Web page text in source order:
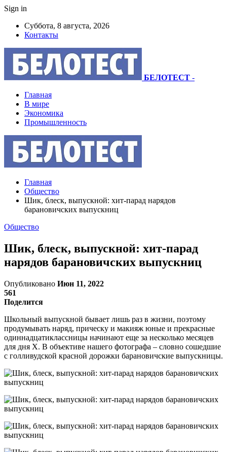
Sign in
Суббота, 8 августа, 2026
Контакты
БЕЛОТЕСТ -
Главная
В мире
Экономика
Промышленность
Главная
Общество
Шик, блеск, выпускной: хит-парад нарядов
барановичских выпускниц
Общество
Шик, блеск, выпускной: хит-парад
нарядов барановичских выпускниц
Опубликовано Июн 11, 2022
561
Поделится
Школьный выпускной бывает лишь раз в жизни, поэтому
продумывать наряд, прическу и макияж юные и прекрасные
одиннадцатиклассницы начинают еще за несколько месяцев
для дня Х. В объективе нашего фотографа – словно сошедшие
с голливудской красной дорожки барановичские выпускницы.